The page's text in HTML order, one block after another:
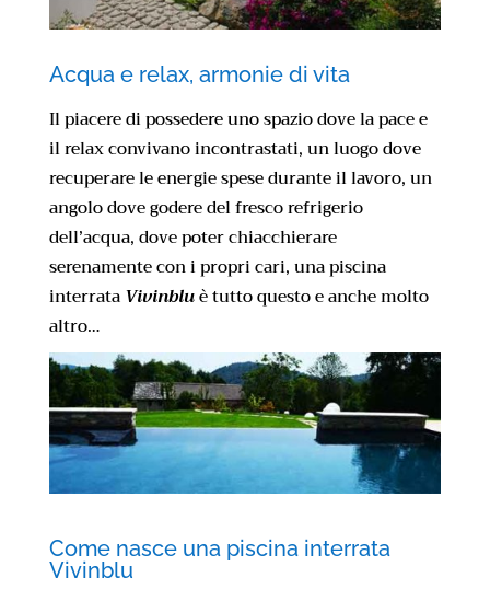
Acqua e relax, armonie di vita
Il piacere di possedere uno spazio dove la pace e
il relax convivano incontrastati, un luogo dove
recuperare le energie spese durante il lavoro, un
angolo dove godere del fresco refrigerio
dell’acqua, dove poter chiacchierare
serenamente con i propri cari, una piscina
interrataVivinbluè tutto questo e anche molto
altro…
Come nasce una piscina interrata
Vivinblu